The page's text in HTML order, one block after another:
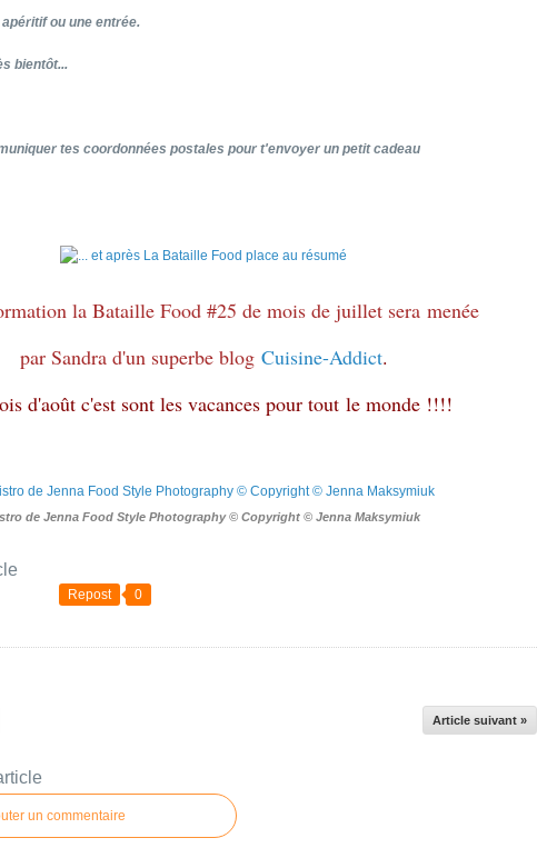
ou une entrée.
bientôt...
tes coordonnées postales pour t'envoyer un petit cadeau
la Bataille Food #25 de mois de juillet sera menée
par Sandra d'un superbe blog Cuisine-Addict.
d'août c'est sont les vacances pour tout le monde !!!!
de Jenna Food Style Photography © Copyright © Jenna Maksymiuk
Repost 0
Article suivant »
un commentaire